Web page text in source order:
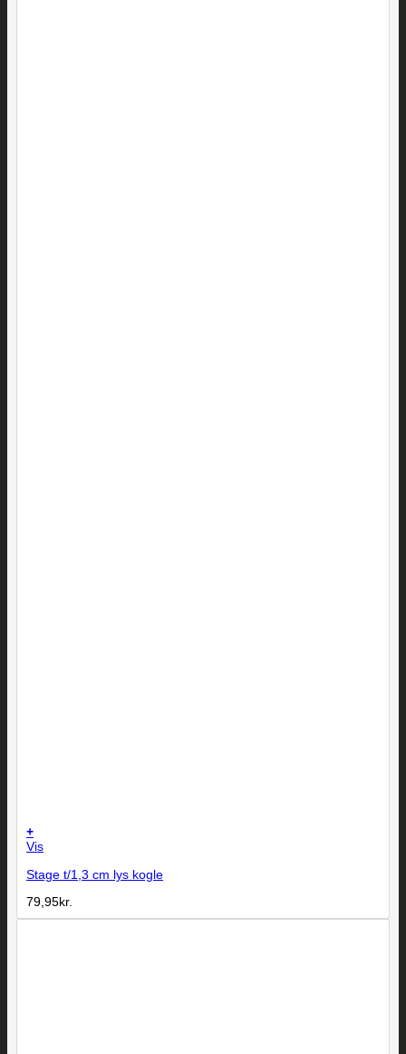
+
Vis
Stage t/1,3 cm lys kogle
79,95kr.